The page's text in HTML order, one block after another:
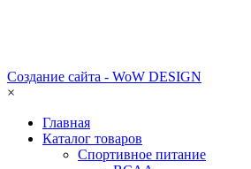
Создание сайта - WoW DESIGN
×
Главная
Каталог товаров
Спортивное питание